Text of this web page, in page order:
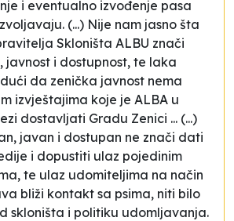
i eventualno izvođenje pasa
(...) Nije nam jasno šta
Skloništa ALBU znači
javnost i dostupnost, te laka
da zenička javnost nema
izvještajima koje je ALBA u
dostavljati Gradu Zenici ... (...)
javan i dostupan ne znači dati
i dopustiti ulaz pojedinim
te ulaz udomiteljima na način
bliži kontakt sa psima, niti bilo
skloništa i politiku udomljavanja.